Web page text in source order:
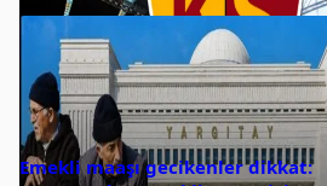
Emekli maaşı gecikenler dikkat: